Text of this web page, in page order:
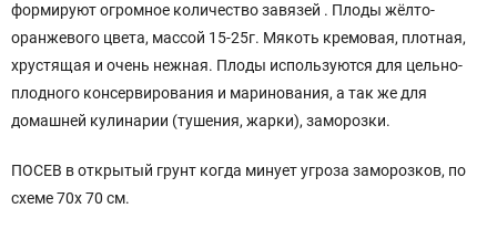
формируют огромное количество завязей . Плоды жёлто-
оранжевого цвета, массой 15-25г. Мякоть кремовая, плотная,
хрустящая и очень нежная. Плоды используются для цельно-
плодного консервирования и маринования, а так же для
домашней кулинарии (тушения, жарки), заморозки.
ПОСЕВ в открытый грунт когда минует угроза заморозков, по
схеме 70х 70 см.